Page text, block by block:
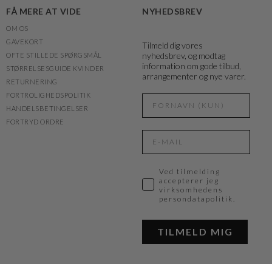
FÅ MERE AT VIDE
OM OS
GAVEKORT
OFTE STILLEDE SPØRGSMÅL
STØRRELSESGUIDE KVINDER
RETURNERING
FORTROLIGHEDSPOLITIK
HANDELSBETINGELSER
FORTRYD ORDRE
NYHEDSBREV
Tilmeld dig vores
nyhedsbrev, og modtag
information om gode tilbud,
arrangementer og nye varer.
Ved tilmelding
accepterer jeg
virksomhedens
persondatapolitik.
TILMELD MIG